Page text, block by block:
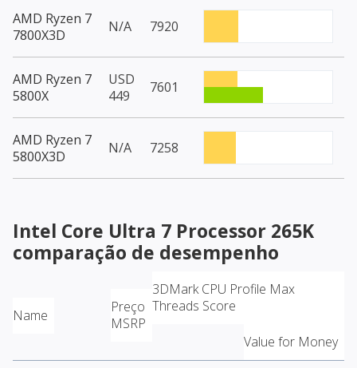
AMD Ryzen 7
7800X3D
N/A 7920
AMD Ryzen 7
5800X
USD
449
7601
AMD Ryzen 7
5800X3D
N/A 7258
Intel Core Ultra 7 Processor 265K
comparação de desempenho
Name
Preço
MSRP
3DMark CPU Profile Max
Threads Score
Value for Money